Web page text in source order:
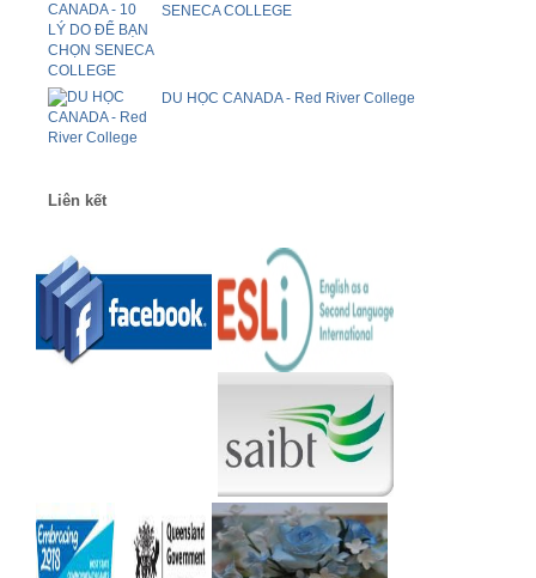
SENECA COLLEGE
DU HỌC CANADA - Red River College
Liên kết